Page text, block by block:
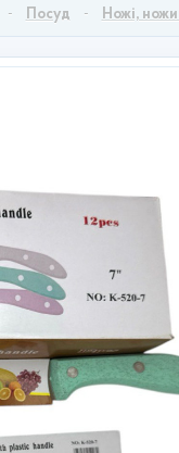
Посуд Ножі,